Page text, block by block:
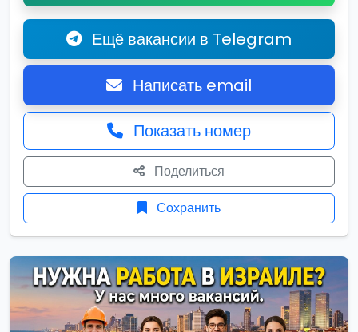
Ещё вакансии в Telegram
Написать email
Показать номер
Поделиться
Сохранить